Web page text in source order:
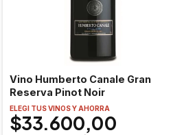
Vino Humberto Canale Gran
Reserva Pinot Noir
ELEGI TUS VINOS Y AHORRA
$33.600,00